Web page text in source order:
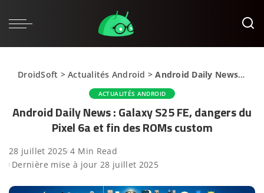
DroidSoft >Actualités Android >Android Daily News : Galaxy S25 FE, dangers du Pixel 6a et fin des ROMs custom
ACTUALITÉS ANDROID
Android Daily News : Galaxy S25 FE, dangers du
Pixel 6a et fin des ROMs custom
28 juillet 2025 4 Min Read
Dernière mise à jour 28 juillet 2025